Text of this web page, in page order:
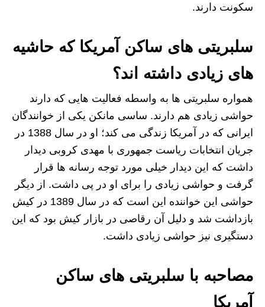
سکونت دارند.
سلبریتی های ساکن آمریکا که حاشیه
های زیادی داشته اند؟
همواره سلبریتی ها به واسطه فعالیت هایی که دارند
حواشی زیادی هم دارند. ساسی مانکن یکی از خوانندگان
ایرانی که در آمریکا زندگی می کند؛ او در سال 1388 در
جریان انتخابات ریاست جمهوری با مهدی کروبی دیدار
داشت که این دیدار خیلی مورد توجه رسانه ها قرار
گرفت و حواشی زیادی را برای او در پی داشت. از دیگر
حواشی این خواننده این است که در سال 1389 در کیش
بازداشت شد و دلیل آن رقاصی در بازار کیش بود که این
دستگیری نیز حواشی زیادی داشت.
مصاحبه با سلبریتی های ساکن
آمریکا